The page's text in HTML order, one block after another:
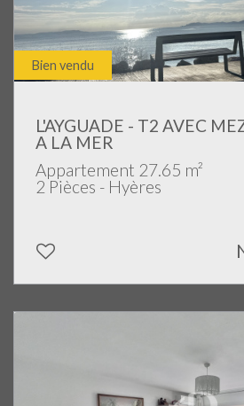
Bien vendu
L'AYGUADE - T2 AVEC
A LA MER
Appartement 27.65 m²
2 Pièces - Hyères